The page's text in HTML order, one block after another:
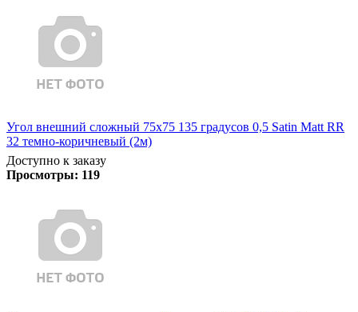
Угол внешний сложный 75х75 135 градусов 0,5 Satin Matt RR
32 темно-коричневый (2м)
Доступно к заказу
Просмотры: 119